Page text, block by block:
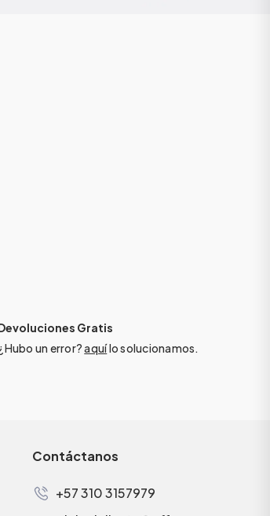
Gratis
¿Hubo un error?aquílo solucionamos.
Contáctanos
+57 310 3157979